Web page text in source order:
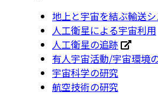
地上と宇宙を結ぶ輸送
人工衛星による宇宙利用
人工衛星の追跡
有人宇宙活動/宇宙環境
宇宙科学の研究
航空技術の研究